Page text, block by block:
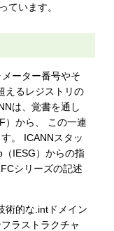
ています。
ーター番号やそ
えるレジストリの
は、覚書を通し
）から、 この一連
。 ICANNスタッ
IESG）からの指
シリーズの記述
術的な.intドメイン
ラストラクチャ